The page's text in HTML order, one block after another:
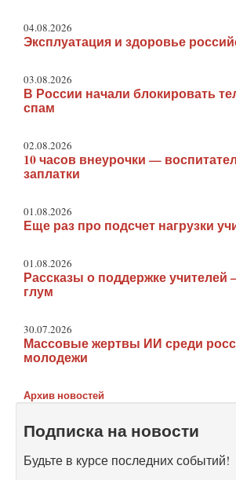
04.08.2026
Эксплуатация и здоровье
03.08.2026
В России начали блокировать
спам
02.08.2026
10 часов внеурочки —
заплатки
01.08.2026
Еще раз про подсчет нагрузки
01.08.2026
Рассказы о поддержке учителей
глум
30.07.2026
Массовые жертвы ИИ среди
молодежи
Архив новостей
Подписка на новости
Будьте в курсе последних событий!